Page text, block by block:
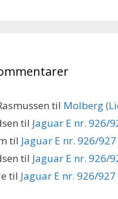
til Molberg
til Jaguar E nr. 926/
til Jaguar E nr. 926/927
til Jaguar E nr. 926/
til Jaguar E nr. 926/927